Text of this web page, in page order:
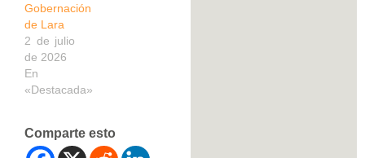
Gobernación
de Lara
2 de julio
de 2026
En
«Destacada»
Comparte esto